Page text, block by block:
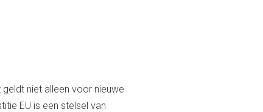
niet alleen voor nieuwe
EU is een stelsel van